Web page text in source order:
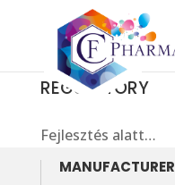
REGULATORY
Fejlesztés alatt…
MANUFACTURER